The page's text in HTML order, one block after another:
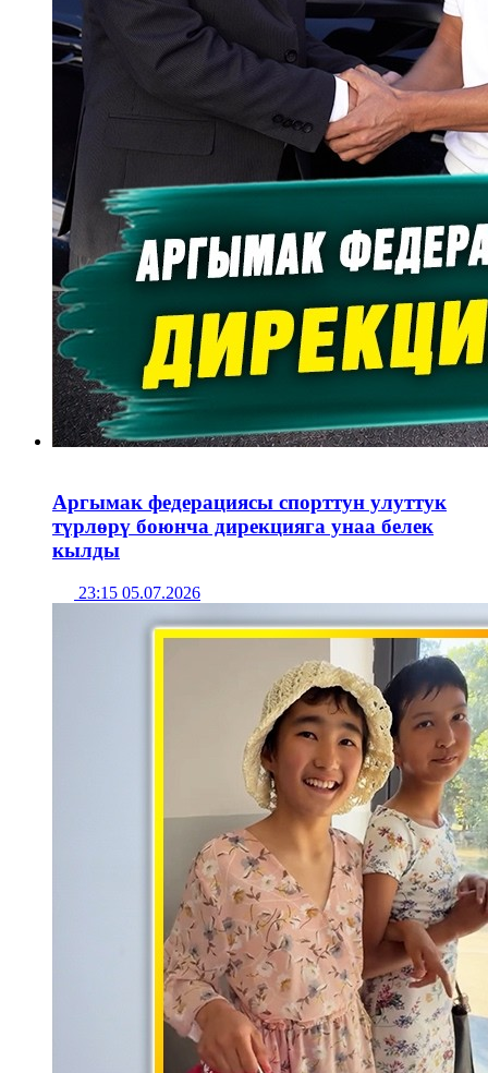
Аргымак федерациясы спорттун улуттук
түрлөрү боюнча дирекцияга унаа белек
кылды
23:15 05.07.2026